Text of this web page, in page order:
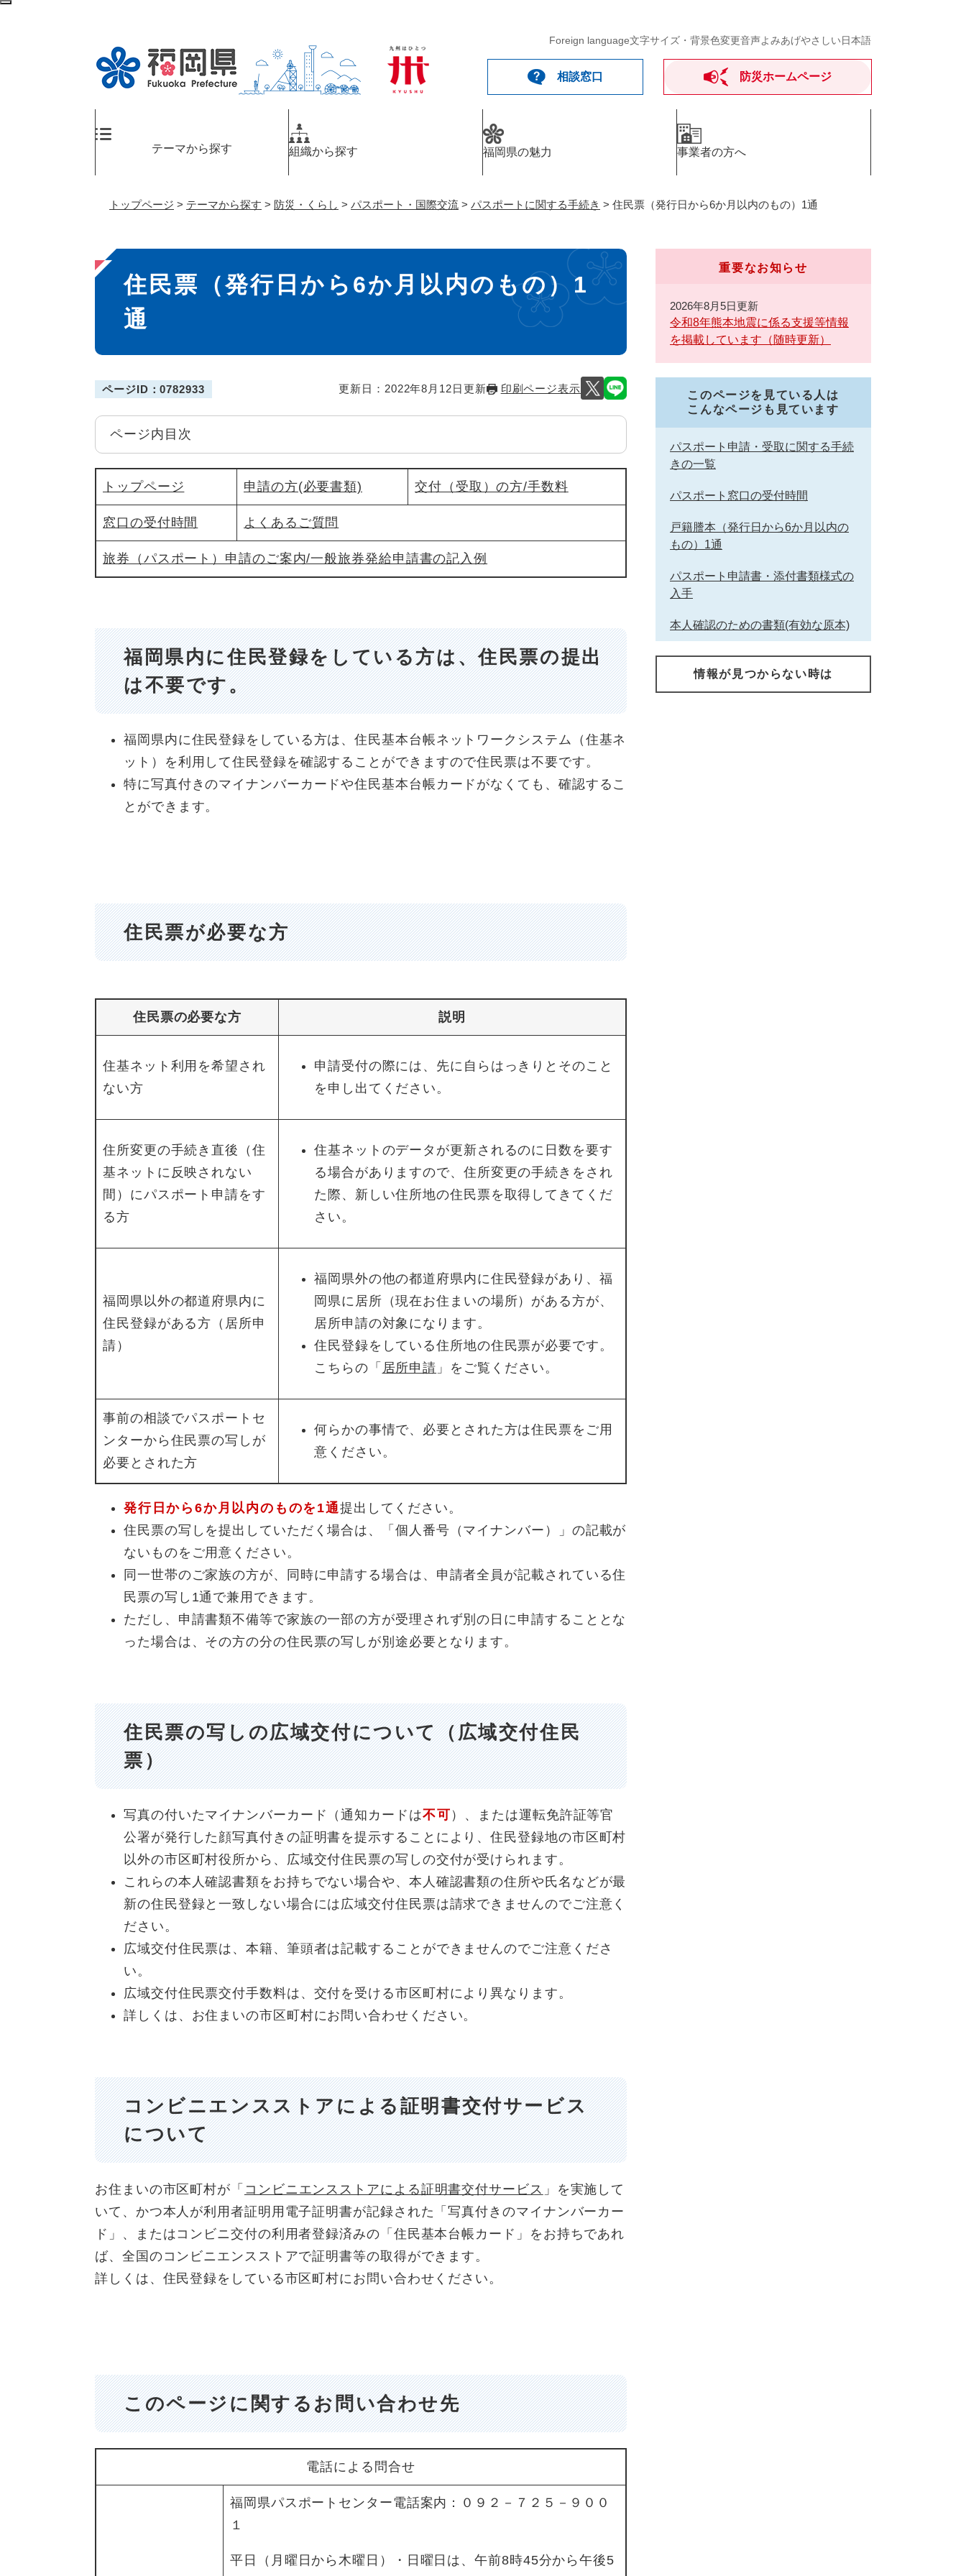
ペ
Foreign language文字サイズ・背景色変更音声よみあげやさしい日本語
相談窓口 防災ホームページ
テーマから探す 組織から探す 福岡県の魅力 事業者の方へ
トップページ > テーマから探す > 防災・くらし > パスポート・国際交流 > パスポートに関する手続き > 住民票（発行日から6か月以内のもの）1通
本
文
住民票（発行日から6か月以内のもの）1
通
ページID：0782933 更新日：2022年8月12日更新 印刷ページ表示
ページ内目次
トップページ 申請の方(必要書類) 交付（受取）の方/手数料
窓口の受付時間 よくあるご質問
旅券（パスポート）申請のご案内/一般旅券発給申請書の記入例
福岡県内に住民登録をしている方は、住民票の提出
は不要です。
福岡県内に住民登録をしている方は、住民基本台帳ネットワークシステム（住基ネ
ット）を利用して住民登録を確認することができますので住民票は不要です。
特に写真付きのマイナンバーカードや住民基本台帳カードがなくても、確認するこ
とができます。
住民票が必要な方
住民票の必要な方 説明
住基ネット利用を希望され
ない方
申請受付の際には、先に自らはっきりとそのこと
を申し出てください。
住所変更の手続き直後（住
基ネットに反映されない
間）にパスポート申請をす
る方
住基ネットのデータが更新されるのに日数を要す
る場合がありますので、住所変更の手続きをされ
た際、新しい住所地の住民票を取得してきてくだ
さい。
福岡県以外の都道府県内に
住民登録がある方（居所申
請）
福岡県外の他の都道府県内に住民登録があり、福
岡県に居所（現在お住まいの場所）がある方が、
居所申請の対象になります。
住民登録をしている住所地の住民票が必要です。
こちらの「 居所申請 」をご覧ください。
事前の相談でパスポートセ
ンターから住民票の写しが
必要とされた方
何らかの事情で、必要とされた方は住民票をご用
意ください。
発行日から6か月以内のものを1通提出してください。
住民票の写しを提出していただく場合は、「個人番号（マイナンバー）」の記載が
ないものをご用意ください。
同一世帯のご家族の方が、同時に申請する場合は、申請者全員が記載されている住
民票の写し1通で兼用できます。
ただし、申請書類不備等で家族の一部の方が受理されず別の日に申請することとな
った場合は、その方の分の住民票の写しが別途必要となります。
住民票の写しの広域交付について（広域交付住民
票）
写真の付いたマイナンバーカード（通知カードは不可 ）、または運転免許証等官
公署が発行した顔写真付きの証明書を提示することにより、住民登録地の市区町村
以外の市区町村役所から、広域交付住民票の写しの交付が受けられます。
これらの本人確認書類をお持ちでない場合や、本人確認書類の住所や氏名などが最
新の住民登録と一致しない場合には広域交付住民票は請求できませんのでご注意く
ださい。
広域交付住民票は、本籍、筆頭者は記載することができませんのでご注意くださ
い。
広域交付住民票交付手数料は、交付を受ける市区町村により異なります。
詳しくは、お住まいの市区町村にお問い合わせください。
コンビニエンスストアによる証明書交付サービス
について
お住まいの市区町村が「 コンビニエンスストアによる証明書交付サービス 」を実施して
いて、かつ本人が利用者証明用電子証明書が記録された「写真付きのマイナンバーカー
ド」、またはコンビニ交付の利用者登録済みの「住民基本台帳カード」をお持ちであれ
ば、全国のコンビニエンスストアで証明書等の取得ができます。
詳しくは、住民登録をしている市区町村にお問い合わせください。
このページに関するお問い合わせ先
電話による問合せ
福岡県パスポートセンター電話案内：０９２－７２５－９００
１
平日（月曜日から木曜日）・日曜日は、午前8時45分から午後5
重要なお知らせ
2026年8月5日更新
令和8年熊本地震に係る支援等情報
を掲載しています（随時更新）
このページを見ている人は
こんなページも見ています
パスポート申請・受取に関する手続
きの一覧
パスポート窓口の受付時間
戸籍謄本（発行日から6か月以内の
もの）1通
パスポート申請書・添付書類様式の
入手
本人確認のための書類(有効な原本)
情報が見つからない時は